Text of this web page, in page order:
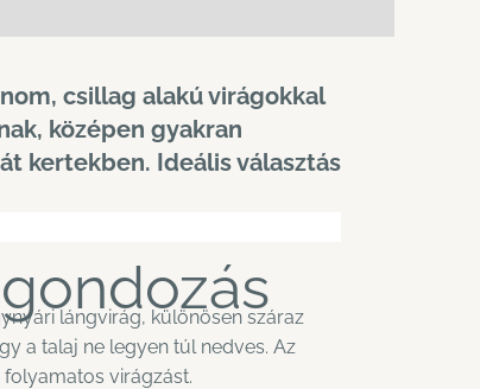
csillag alakú virágokkal
középen gyakran
kertekben. Ideális választás
lángvirág, különösen száraz
a talaj ne legyen túl nedves. Az
virágzást.